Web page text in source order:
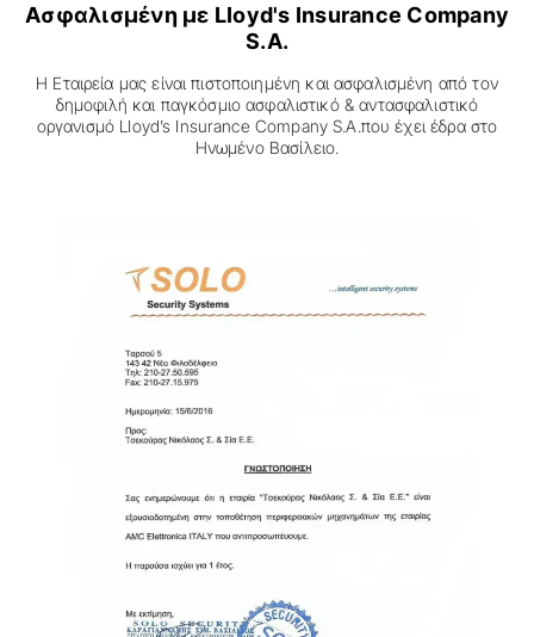
Ασφαλισμένη με LIoyd's Insurance Company
S.A.
Η Εταιρεία μας είναι πιστοποιημένη και ασφαλισμένη από τον
δημοφιλή και παγκόσμιο ασφαλιστικό & αντασφαλιστικό
οργανισμό LIoyd’s Insurance Company S.A.που έχει έδρα στο
Ηνωμένο Βασίλειο.